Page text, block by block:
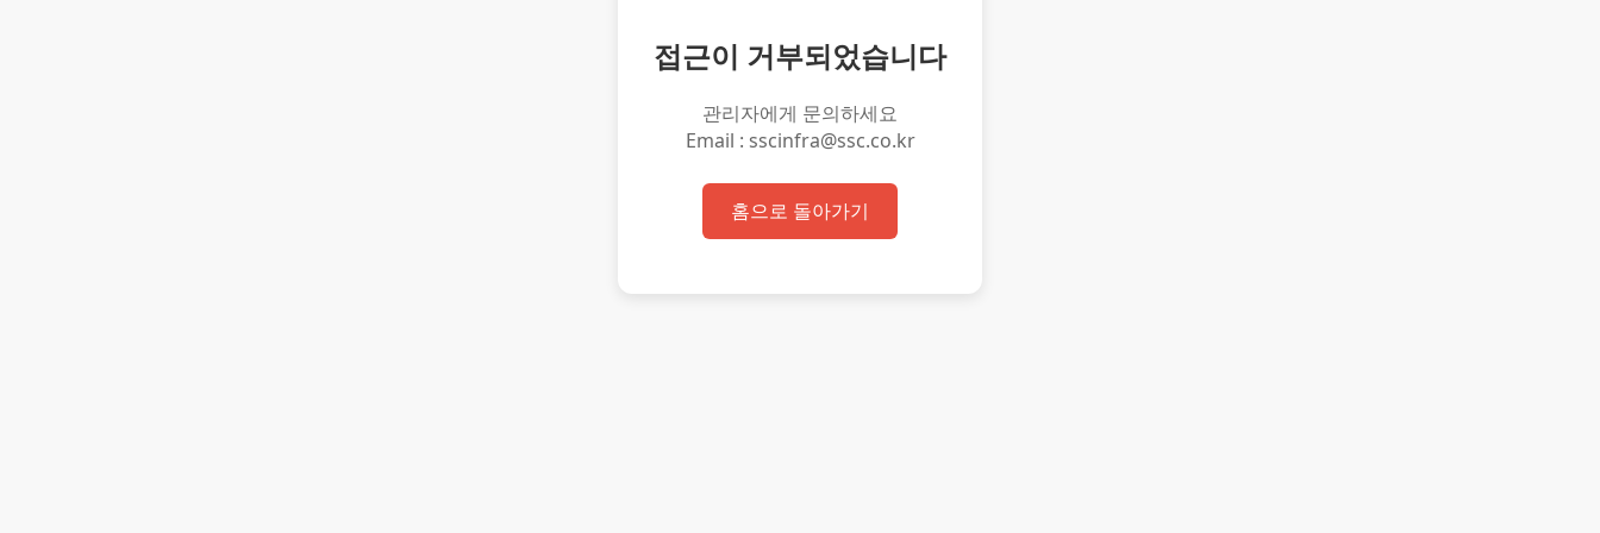
접근이 거부되었습니다
관리자에게 문의하세요
Email : sscinfra@ssc.co.kr
홈으로 돌아가기